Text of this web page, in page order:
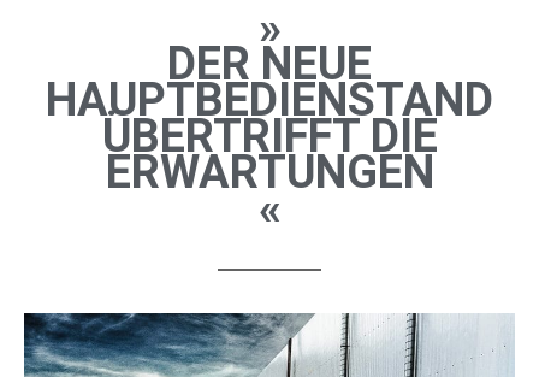
»
DER NEUE
HAUPTBEDIENSTAND
ÜBERTRIFFT DIE
ERWARTUNGEN
«